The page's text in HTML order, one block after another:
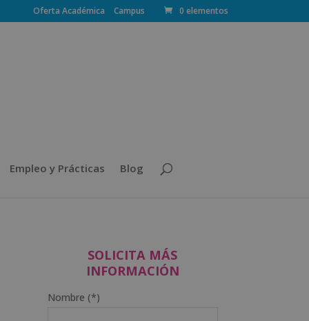
Oferta Académica Campus 0 elementos
Empleo y Prácticas Blog
SOLICITA MÁS
INFORMACIÓN
Nombre (*)